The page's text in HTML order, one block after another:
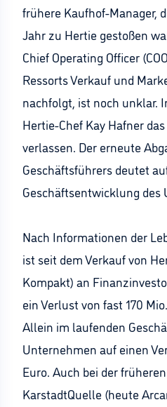
frühere Kaufhof-Manager,
Jahr zu Hertie gestoßen
Chief Operating Officer
Ressorts Verkauf und
nachfolgt, ist noch unklar.
Hertie-Chef Kay Hafner
verlassen. Der erneute
Geschäftsführers deutet
Geschäftsentwicklung des
Nach Informationen der
ist seit dem Verkauf von
Kompakt) an
ein Verlust von fast 170
Allein im laufenden
Unternehmen auf einen
Euro. Auch bei der
KarstadtQuelle (heute